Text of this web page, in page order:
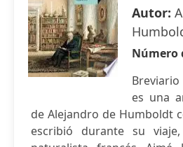
Autor:
Número
es una
de Alejandro de Humboldt
escribió durante su